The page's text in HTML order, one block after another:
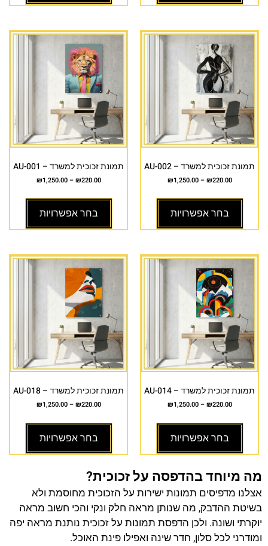
תמונת זכוכית למשרד – AU-002
₪220.00
–
₪1,250.00
בחר אפשרויות
תמונת זכוכית למשרד – AU-001
₪220.00
–
₪1,250.00
בחר אפשרויות
תמונת זכוכית למשרד – AU-014
₪220.00
–
₪1,250.00
בחר אפשרויות
תמונת זכוכית למשרד – AU-018
₪220.00
–
₪1,250.00
בחר אפשרויות
מה מיוחד בהדפסה על זכוכית?
אצלנו מדפיסים תמונות ישירות על הזכוכית מחוסמת ולא
בשיטת ההדבק, מה שנותן מראה חלק ונקי והכי חשוב מראה
יוקרתי ושונה. ולכן הדפסת תמונות על זכוכית נותנת מראה יפה
ומודרני לכל סלון, חדר שינה ואפילו פינת האוכל.